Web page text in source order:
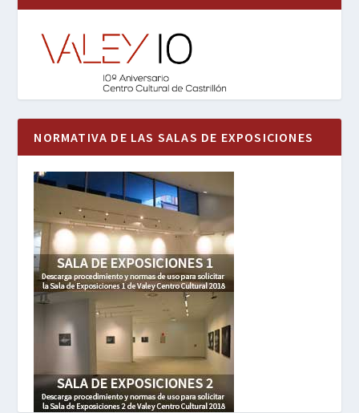
NORMATIVA DE LAS SALAS DE EXPOSICIONES